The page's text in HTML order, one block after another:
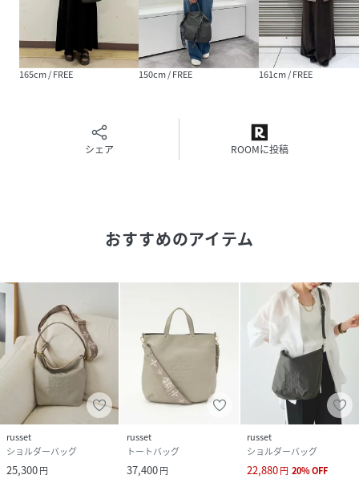
【仕様】
・間口：マグネット留め仕様
・内装ポケット：オープンポケット×2、ファスナーポケッ
ト×1
カラーによって使用している素材・機能が異なります。お好
【素材：コーデュラナイロン】 -タフで上質。アクティブに
強力に弾く「テフロン加工」を施しました。カジュアルなが
らも上質なハリがあり、使い込むほどに柔らかく馴染みま
す。落ち着いた上品な質感が魅力です。
※ 生地表面に細かな凹凸があるため、繊維などが付着する場
合がございます。付着した際は、粘着テープ等で軽く叩くよ
うにお手入れしてください。
▼L.Blue2 / LotusPink2 / RoyalBlue /Plum
【素材：ナイロン】 -優しくナチュラル。軽やかな風合いが
魅力-
まるで綿のような、優しい風合いのシワ加工を施したナイロ
165cm / FREE 150cm / FREE 161cm / FREE
シェア ROOMに投稿
おすすめのアイテム
russet
ショルダーバッグ
25,300円
russet
トートバッグ
37,400円
russet
ショルダーバッグ
22,880円 20%OFF